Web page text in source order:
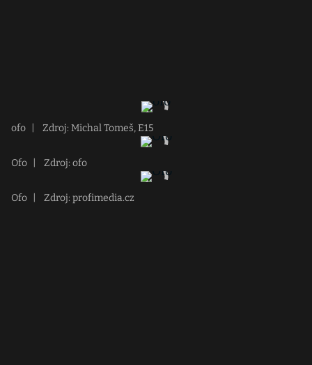
ofo Zdroj: Michal Tomeš, E15
Ofo Zdroj: ofo
Ofo Zdroj: profimedia.cz